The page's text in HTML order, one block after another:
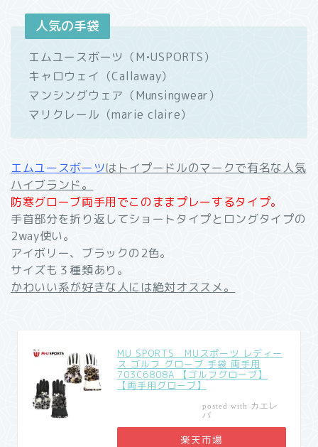
人気の手袋
エムユースボーツ（M•USPORTS）
キャロウェイ（Callaway）
マンシングウェア（Munsingwear）
マリクレール（marie claire）
エムユースボーツはトイプードルのマークで有名な人気
ハイブランド。
防寒グローブ両手用でこのままプレーするタイプ。
手首部分を折り返してショートタイプとロングタイプの
2way使い。
アイボリー、ブラックの2色。
サイズも３種類あり。
かわいい系が好きな人には絶対オススメ。
MU SPORTS MUスポーツ レディー
ス ゴルフ グローブ 手袋 両手用
703C6808A 【ゴルフグローブ】
【両手用グローブ】
posted with カエレ
バ
楽天市場